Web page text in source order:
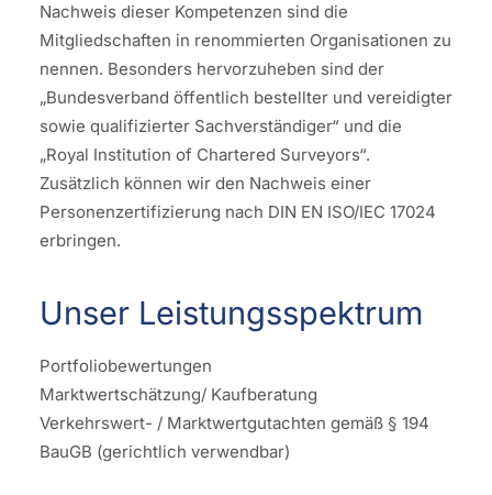
Nachweis dieser Kompetenzen sind die
Mitgliedschaften in renommierten Organisationen zu
nennen. Besonders hervorzuheben sind der
„Bundesverband öffentlich bestellter und vereidigter
sowie qualifizierter Sachverständiger“ und die
„Royal Institution of Chartered Surveyors“.
Zusätzlich können wir den Nachweis einer
Personenzertifizierung nach DIN EN ISO/IEC 17024
erbringen.
Unser Leistungsspektrum
Portfoliobewertungen
Marktwertschätzung/ Kaufberatung
Verkehrswert- / Marktwertgutachten gemäß § 194
BauGB (gerichtlich verwendbar)